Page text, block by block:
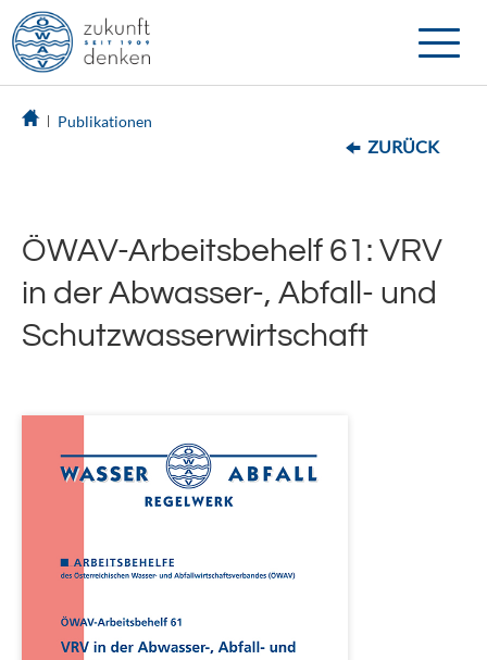
Toggle
Publikationen
ZURÜCK
ÖWAV-Arbeitsbehelf 61: VRV
in der Abwasser-, Abfall- und
Schutzwasserwirtschaft